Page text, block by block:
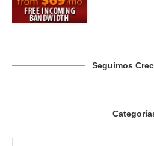
Seguimos